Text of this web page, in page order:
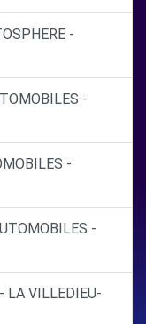
-
-
-
-
LA VILLEDIEU-